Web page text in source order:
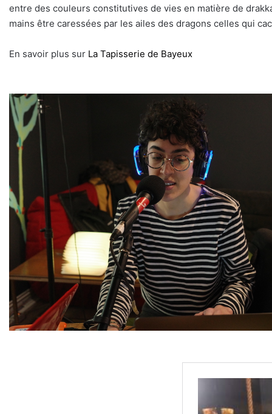
entre des couleurs constitutives de vies en matière de
mains être caressées par les ailes des dragons celles qui
En savoir plus sur La Tapisserie de Bayeux